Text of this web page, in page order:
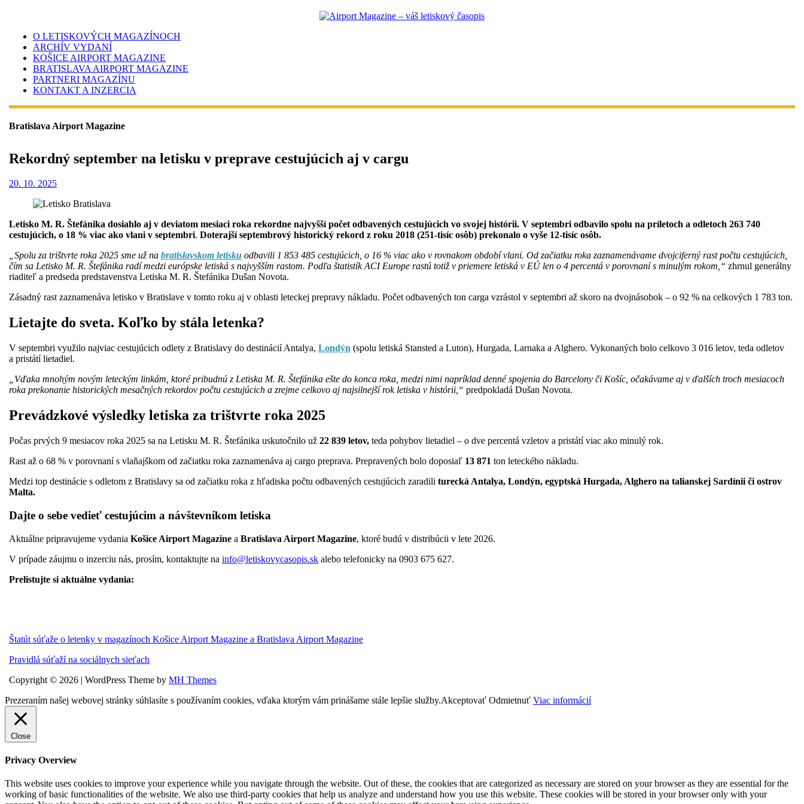
O LETISKOVÝCH MAGAZÍNOCH
ARCHÍV VYDANÍ
KOŠICE AIRPORT MAGAZINE
BRATISLAVA AIRPORT MAGAZINE
PARTNERI MAGAZÍNU
KONTAKT A INZERCIA
Bratislava Airport Magazine
Rekordný september na letisku v preprave cestujúcich aj v cargu
20. 10. 2025
Letisko M. R. Štefánika dosiahlo aj v deviatom mesiaci roka rekordne najvyšší počet odbavených cestujúcich vo svojej histórii. V septembri odbavilo spolu na príletoch a odletoch 263 740
cestujúcich, o 18 % viac ako vlani v septembri. Doterajší septembrový historický rekord z roku 2018 (251-tisíc osôb) prekonalo o vyše 12-tisíc osôb.
„Spolu za trištvrte roka 2025 sme už na bratislavskom letisku odbavili 1 853 485 cestujúcich, o 16 % viac ako v rovnakom období vlani. Od začiatku roka zaznamenávame dvojciferný rast počtu cestujúcich,
čím sa Letisko M. R. Štefánika radí medzi európske letiská s najvyšším rastom. Podľa štatistík ACI Europe rastú totiž v priemere letiská v EÚ len o 4 percentá v porovnaní s minulým rokom,“ zhrnul generálny
riaditeľ a predseda predstavenstva Letiska M. R. Štefánika Dušan Novota.
Zásadný rast zaznamenáva letisko v Bratislave v tomto roku aj v oblasti leteckej prepravy nákladu. Počet odbavených ton carga vzrástol v septembri až skoro na dvojnásobok – o 92 % na celkových 1 783 ton.
Lietajte do sveta. Koľko by stála letenka?
V septembri využilo najviac cestujúcich odlety z Bratislavy do destinácií Antalya, Londýn (spolu letiská Stansted a Luton), Hurgada, Larnaka a Alghero. Vykonaných bolo celkovo 3 016 letov, teda odletov
a pristátí lietadiel.
„Vďaka mnohým novým leteckým linkám, ktoré pribudnú z Letiska M. R. Štefánika ešte do konca roka, medzi nimi napríklad denné spojenia do Barcelony či Košíc, očakávame aj v ďalších troch mesiacoch
roka prekonanie historických mesačných rekordov počtu cestujúcich a zrejme celkovo aj najsilnejší rok letiska v histórii,“ predpokladá Dušan Novota.
Prevádzkové výsledky letiska za trištvrte roka 2025
Počas prvých 9 mesiacov roka 2025 sa na Letisku M. R. Štefánika uskutočnilo už 22 839 letov, teda pohybov lietadiel – o dve percentá vzletov a pristátí viac ako minulý rok.
Rast až o 68 % v porovnaní s vlaňajškom od začiatku roka zaznamenáva aj cargo preprava. Prepravených bolo doposiaľ 13 871 ton leteckého nákladu.
Medzi top destinácie s odletom z Bratislavy sa od začiatku roka z hľadiska počtu odbavených cestujúcich zaradili turecká Antalya, Londýn, egyptská Hurgada, Alghero na talianskej Sardínii či ostrov
Malta.
Dajte o sebe vedieť cestujúcim a návštevníkom letiska
Aktuálne pripravujeme vydania Košice Airport Magazine a Bratislava Airport Magazine, ktoré budú v distribúcii v lete 2026.
V prípade záujmu o inzerciu nás, prosím, kontaktujte na info@letiskovycasopis.sk alebo telefonicky na 0903 675 627.
Prelistujte si aktuálne vydania:
Štatút súťaže o letenky v magazínoch Košice Airport Magazine a Bratislava Airport Magazine
Pravidlá súťaží na sociálnych sieťach
Copyright © 2026 | WordPress Theme by MH Themes
Prezeraním našej webovej stránky súhlasíte s používaním cookies, vďaka ktorým vám prinášame stále lepšie služby.Akceptovať Odmietnuť Viac informácií
Close
Privacy Overview
This website uses cookies to improve your experience while you navigate through the website. Out of these, the cookies that are categorized as necessary are stored on your browser as they are essential for the
working of basic functionalities of the website. We also use third-party cookies that help us analyze and understand how you use this website. These cookies will be stored in your browser only with your